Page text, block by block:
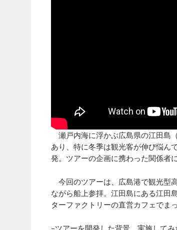
瀬戸内海に浮かぶ広島県の江田島
あり、特に冬季は観光客が伸び悩ん
発。ツアーの企画に携わった関係者に
今回のツアーは、広島港で観光型
ながら船上参拝。江田島にある江田
ターファクトリーの直営カフェでま